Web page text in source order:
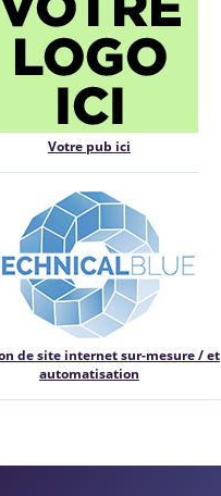
Votre pub ici
de site internet sur-mesure / et
automatisation